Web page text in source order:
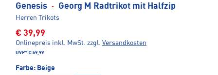
Genesis · Georg M Radtrikot mit Halfzip
Herren Trikots
€ 39,99
Onlinepreis inkl. MwSt. zzgl. Versandkosten
UVP* € 59,99
Farbe: Beige